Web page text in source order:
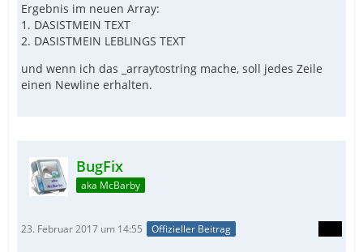
Ergebnis im neuen Array:
1. DASISTMEIN TEXT
2. DASISTMEIN LEBLINGS TEXT
und wenn ich das _arraytostring mache, soll jedes Zeile
einen Newline erhalten.
BugFix
aka McBarby
23. Februar 2017 um 14:55 Offizieller Beitrag